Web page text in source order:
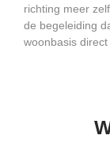
richting meer
de begeleiding
woonbasis